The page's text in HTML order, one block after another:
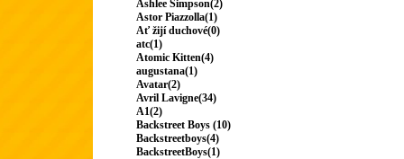
Ashlee Simpson(2)
Astor Piazzolla(1)
Ať žijí duchové(0)
atc(1)
Atomic Kitten(4)
augustana(1)
Avatar(2)
Avril Lavigne(34)
A1(2)
Backstreet Boys (10)
Backstreetboys(4)
BackstreetBoys(1)